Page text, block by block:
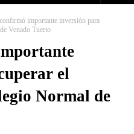
importante inversión para
Venado Tuerto
el
Normal de